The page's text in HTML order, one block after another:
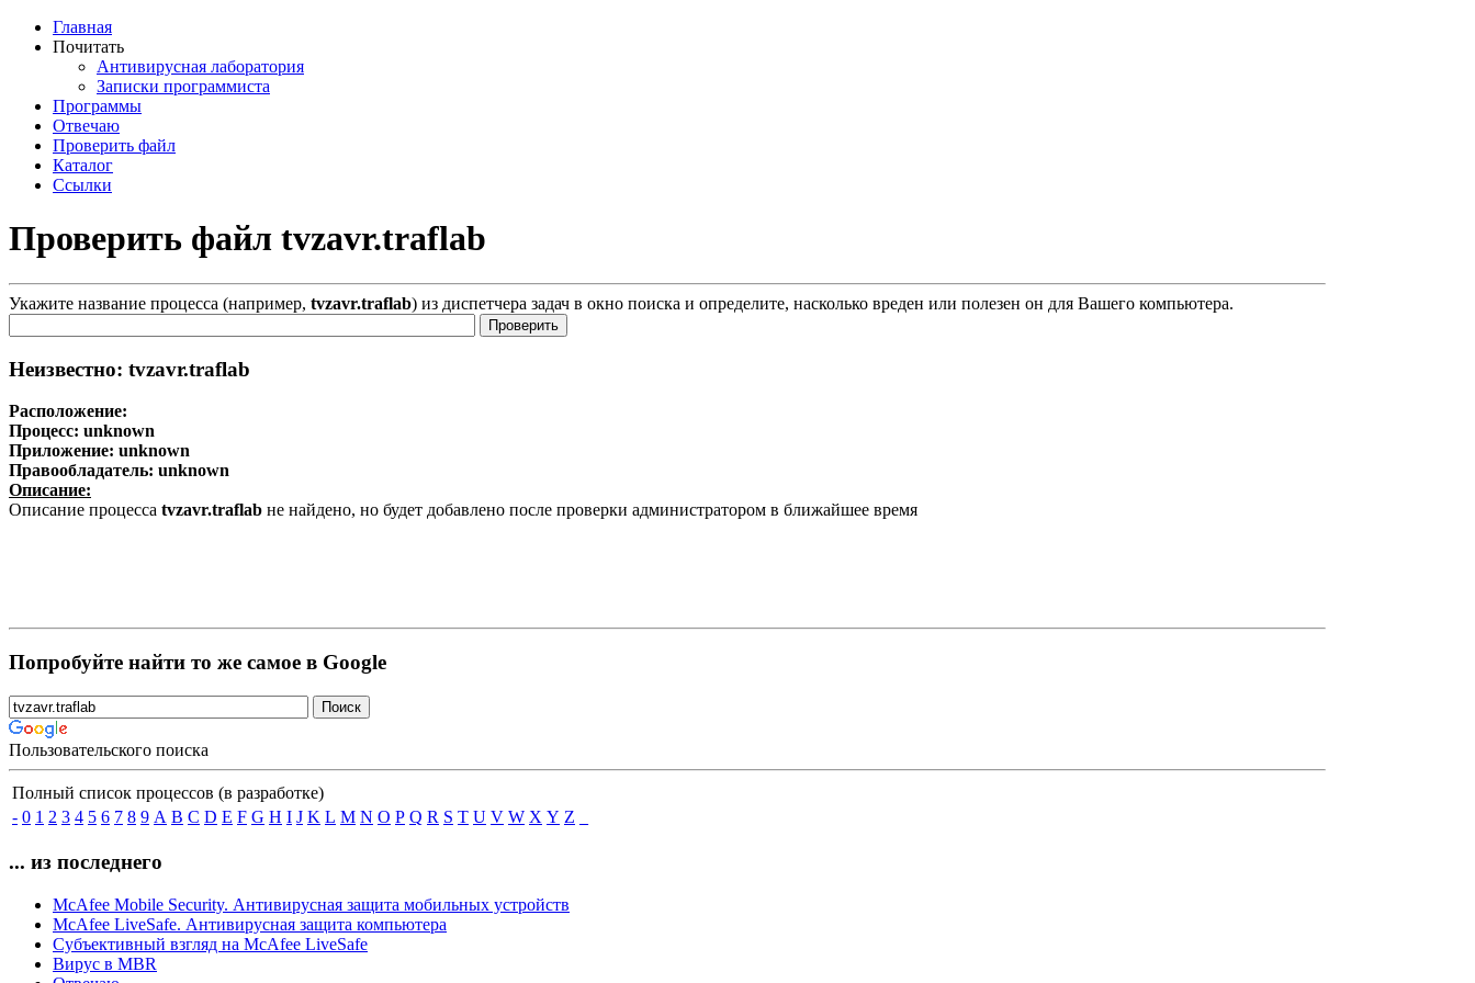
Главная
Почитать
Антивирусная лаборатория
Записки программиста
Программы
Отвечаю
Проверить файл
Каталог
Ссылки
Проверить файл tvzavr.traflab
Укажите название процесса (например, tvzavr.traflab) из диспетчера задач в окно поиска и определите, насколько вреден или полезен он для Вашего компьютера.
Неизвестно: tvzavr.traflab
Расположение:
Процесс: unknown
Приложение: unknown
Правообладатель: unknown
Описание:
Описание процесса tvzavr.traflab не найдено, но будет добавлено после проверки администратором в ближайшее время
Попробуйте найти то же самое в Google
Пользовательского поиска
Полный список процессов (в разработке)
- 0 1 2 3 4 5 6 7 8 9 A B C D E F G H I J K L M N O P Q R S T U V W X Y Z
... из последнего
McAfee Mobile Security. Антивирусная защита мобильных устройств
McAfee LiveSafe. Антивирусная защита компьютера
Субъективный взгляд на McAfee LiveSafe
Вирус в MBR